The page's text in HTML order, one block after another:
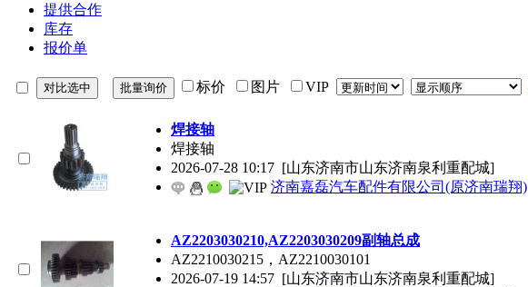
提供合作
库存
报价单
标价 图片 VIP
焊接轴
焊接轴
2026-07-28 10:17 [山东济南市山东济南泉利重配城]
济南嘉磊汽车配件有限公司(原济南瑞翔)
AZ2203030210,AZ2203030209副轴总成
AZ2210030215，AZ2210030101
2026-07-19 14:57 [山东济南市山东济南泉利重配城]